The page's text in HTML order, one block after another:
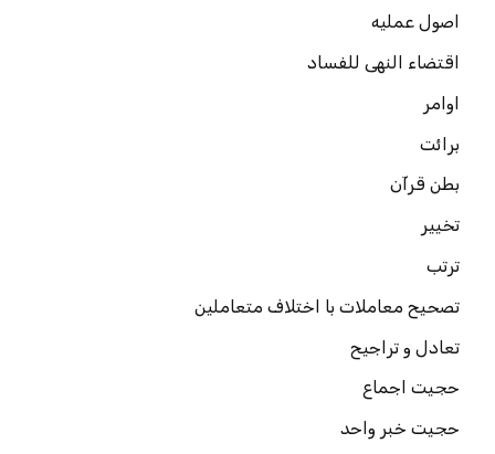
اصول عملیه
اقتضاء النهی للفساد
اوامر
برائت
بطن قرآن
تخییر
ترتب
تصحیح معاملات با اختلاف متعاملین
تعادل و تراجیح
حجیت اجماع
حجیت خبر واحد